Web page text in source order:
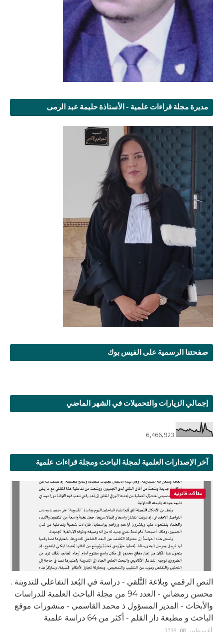
مديرة مجلة قراءات علمية - الأستاذة حليمة عبد الرمى
صفحتنا الرسمية على الفيس بوك
إجمالي الزيارات والتحميلات في الشهر الماضي
6,466,923
آخر الإصدارات العلمية لمجلة الباحث ومجلة قراءات علمية
مقالات قانونية
النص الرقمي وبلاغة التَّلقي - دراسة في البُعد التفاعلي للتدوينة .
محسن رمضاني - العدد 94 من مجلة الباحث العلمية للدراسات
والأبحاث - المدير المسؤول ذ محمد القاسمي - منشورات موقع
الباحث و مطبعة دار القلم - أكثر من 64 دراسة علمية